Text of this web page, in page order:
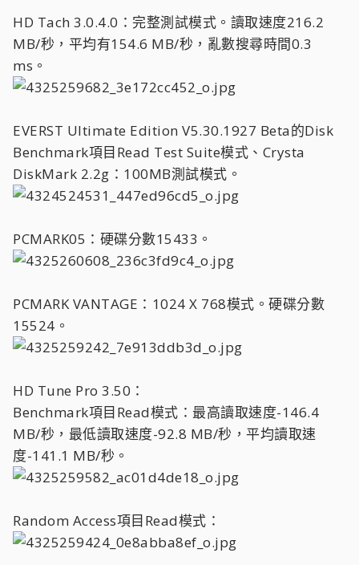
HD Tach 3.0.4.0：完整測試模式。讀取速度216.2
MB/秒，平均有154.6 MB/秒，亂數搜尋時間0.3
ms。
EVERST Ultimate Edition V5.30.1927 Beta的Disk
Benchmark項目Read Test Suite模式、Crysta
DiskMark 2.2g：100MB測試模式。
PCMARK05：硬碟分數15433。
PCMARK VANTAGE：1024 X 768模式。硬碟分數
15524。
HD Tune Pro 3.50：
Benchmark項目Read模式：最高讀取速度-146.4
MB/秒，最低讀取速度-92.8 MB/秒，平均讀取速
度-141.1 MB/秒。
Random Access項目Read模式：